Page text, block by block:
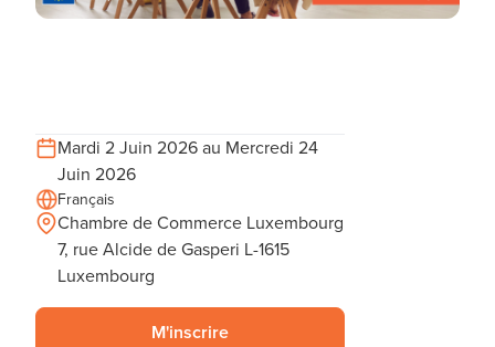
Mardi 2 Juin 2026 au Mercredi 24
Juin 2026
Français
Chambre de Commerce Luxembourg
7, rue Alcide de Gasperi L-1615
Luxembourg
M'inscrire